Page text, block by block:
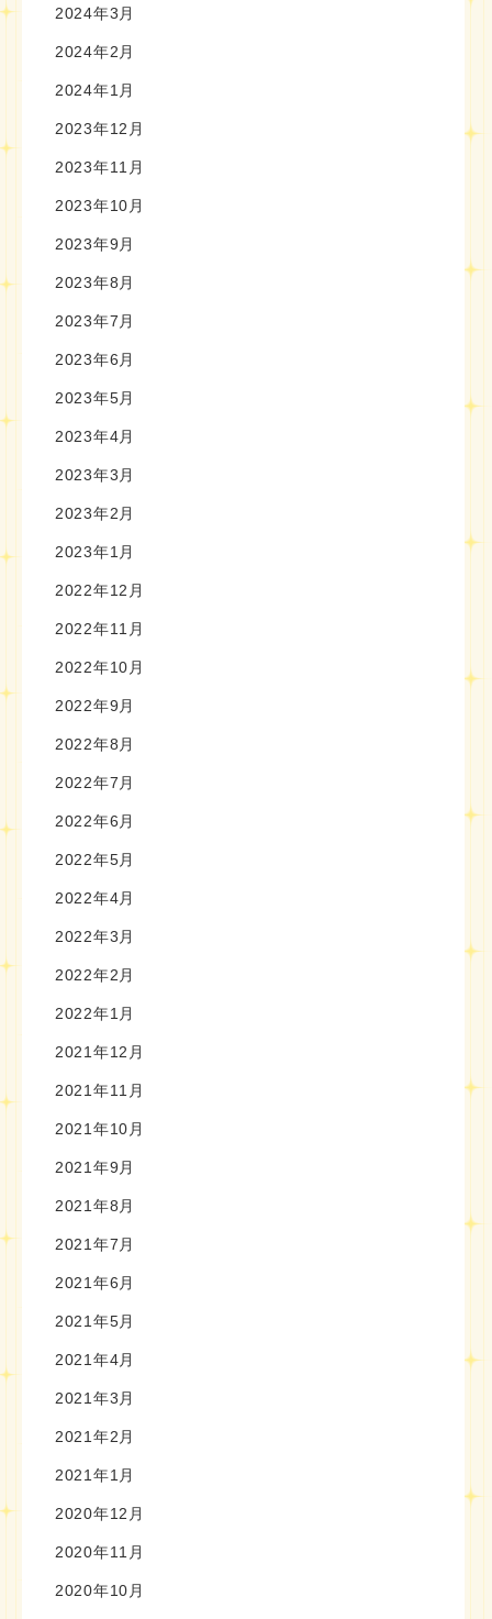
2024年3月
2024年2月
2024年1月
2023年12月
2023年11月
2023年10月
2023年9月
2023年8月
2023年7月
2023年6月
2023年5月
2023年4月
2023年3月
2023年2月
2023年1月
2022年12月
2022年11月
2022年10月
2022年9月
2022年8月
2022年7月
2022年6月
2022年5月
2022年4月
2022年3月
2022年2月
2022年1月
2021年12月
2021年11月
2021年10月
2021年9月
2021年8月
2021年7月
2021年6月
2021年5月
2021年4月
2021年3月
2021年2月
2021年1月
2020年12月
2020年11月
2020年10月